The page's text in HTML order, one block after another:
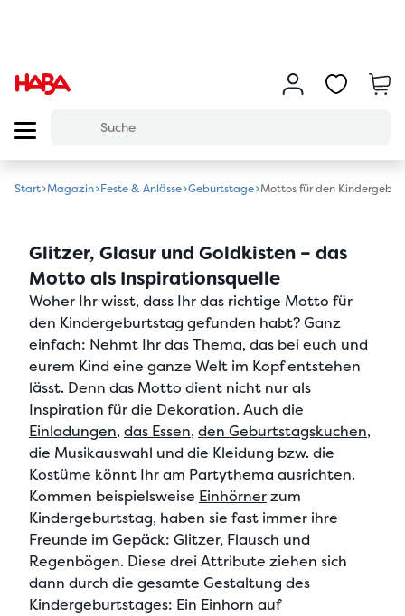
Start Magazin Feste & Anlässe Geburtstage Mottos für den
Glitzer, Glasur und Goldkisten – das
Motto als Inspirationsquelle
Woher Ihr wisst, dass Ihr das richtige Motto für
den Kindergeburtstag gefunden habt? Ganz
einfach: Nehmt Ihr das Thema, das bei euch und
eurem Kind eine ganze Welt im Kopf entstehen
lässt. Denn das Motto dient nicht nur als
Inspiration für die Dekoration. Auch die
Einladungen, das Essen, den Geburtstagskuchen,
die Musikauswahl und die Kleidung bzw. die
Kostüme könnt Ihr am Partythema ausrichten.
Kommen beispielsweise Einhörnerzum
Kindergeburtstag, haben sie fast immer ihre
Freunde im Gepäck: Glitzer, Flausch und
Regenbögen. Diese drei Attribute ziehen sich
dann durch die gesamte Gestaltung des
Kindergeburtstages: Ein Einhorn auf